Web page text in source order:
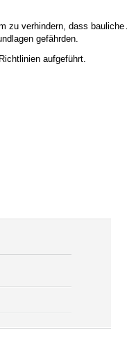
zu verhindern, dass bauliche
gefährden.
aufgeführt.